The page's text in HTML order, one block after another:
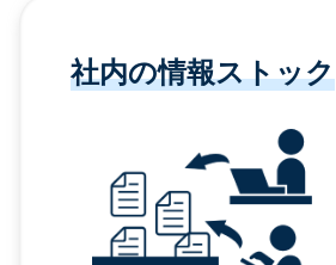
社内の情報ストック